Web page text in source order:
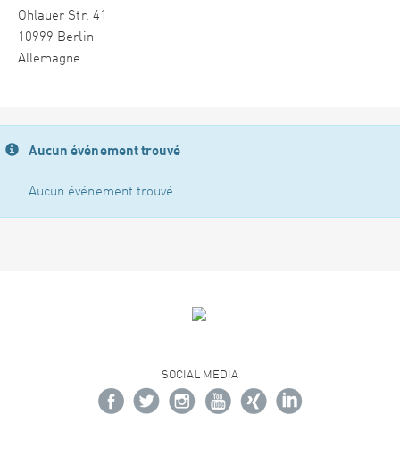
Ohlauer Str. 41
10999 Berlin
Allemagne
Aucun événement trouvé
Aucun événement trouvé
SOCIAL MEDIA